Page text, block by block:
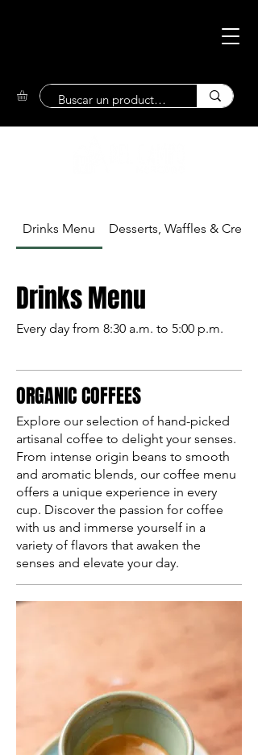
Drinks Menu Desserts, Waffles & Crepes
Drinks Menu
Every day from 8:30 a.m. to 5:00 p.m.
ORGANIC COFFEES
Explore our selection of hand-picked
artisanal coffee to delight your senses.
From intense origin beans to smooth
and aromatic blends, our coffee menu
offers a unique experience in every
cup. Discover the passion for coffee
with us and immerse yourself in a
variety of flavors that awaken the
senses and elevate your day.